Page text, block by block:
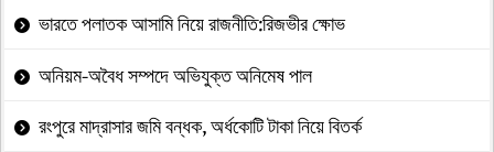
ভারতে পলাতক আসামি নিয়ে রাজনীতি:রিজভীর ক্ষোভ
অনিয়ম-অবৈধ সম্পদে অভিযুক্ত অনিমেষ পাল
রংপুরে মাদ্রাসার জমি বন্ধক, অর্ধকোটি টাকা নিয়ে বিতর্ক